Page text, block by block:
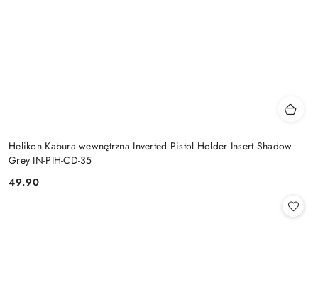
Helikon Kabura wewnętrzna Inverted Pistol Holder Insert Shadow
Grey IN-PIH-CD-35
Cena:
49.90